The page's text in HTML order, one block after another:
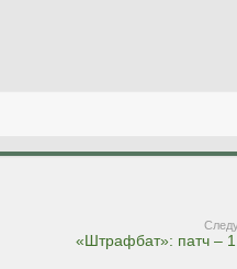
«Штрафбат»: патч –